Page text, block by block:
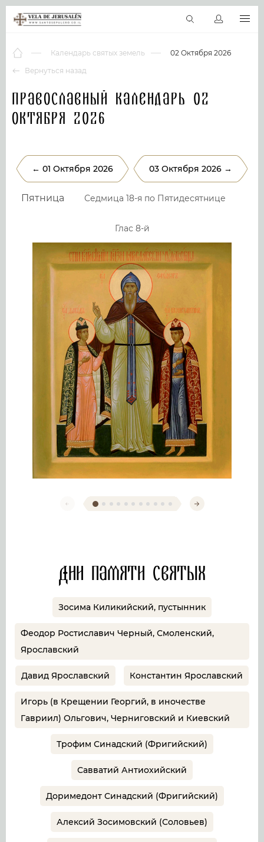
Виртуальные туры
RU
Вернуться назад
Календарь святых земель 02 Октября 2026
Православный календарь 02
Октября 2026
← 01 Октября 2026 03 Октября 2026 →
Пятница Седмица 18-я по Пятидесятнице
Глас 8-й
Дни памяти святых
Зосима Киликийский, пустынник
Феодор Ростиславич Черный, Смоленский,
Ярославский
Давид Ярославский Константин Ярославский
Игорь (в Крещении Георгий, в иночестве
Гавриил) Ольгович, Черниговский и Киевский
Трофим Синадский (Фригийский)
Савватий Антиохийский
Доримедонт Синадский (Фригийский)
Алексий Зосимовский (Соловьев)